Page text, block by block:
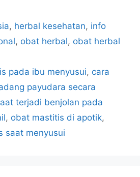
, herbal kesehatan, info
, obat herbal, obat herbal
pada ibu menyusui, cara
payudara secara
terjadi benjolan pada
, obat mastitis di apotik,
saat menyusui